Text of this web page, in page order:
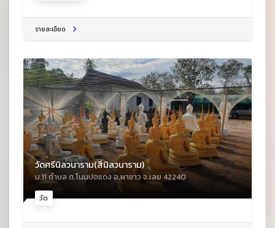
รายละเอียด
วัด
วัดศรีนิลวนาราม(สีนิลวนาราม)
ม.11 ตําบล ต.โนนปอแดง อ.ผาขาว จ.เลย 42240